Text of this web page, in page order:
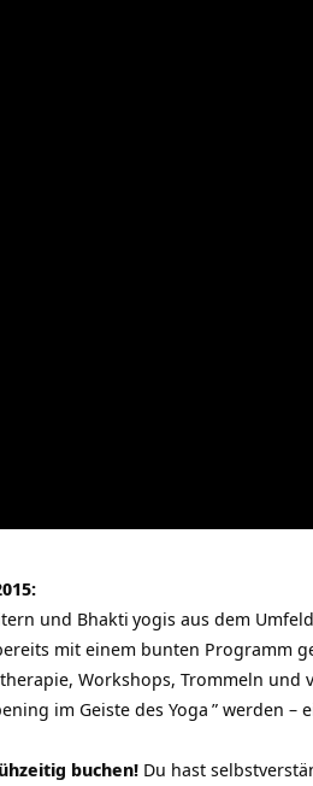
und Bhakti yogis aus dem
mit einem bunten Programm
Workshops, Trommeln und
im Geiste des Yoga ” werden –
buchen! Du hast